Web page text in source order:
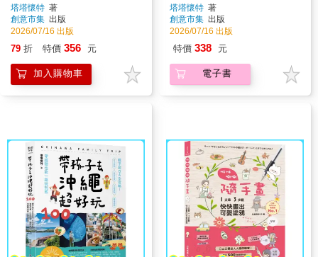
點、食宿玩買、行程規劃、
趣味體驗，零經驗也能一路
玩到底
塔塔懷特 著
創意市集 出版
2026/07/16 出版
79 折 特價 356 元
加入購物車
略！打卡景點、食宿玩買、
行程規劃、趣味體驗，零經
驗也能一路玩到底
塔塔懷特 著
創意市集 出版
2026/07/16 出版
特價 338 元
電子書